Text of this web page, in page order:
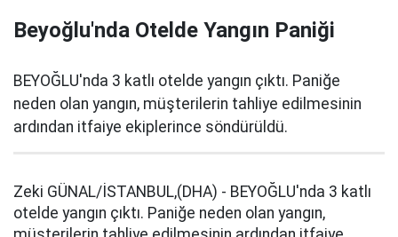
Beyoğlu'nda Otelde Yangın Paniği
BEYOĞLU'nda 3 katlı otelde yangın çıktı. Paniğe
neden olan yangın, müşterilerin tahliye edilmesinin
ardından itfaiye ekiplerince söndürüldü.
Zeki GÜNAL/İSTANBUL,(DHA) - BEYOĞLU'nda 3 katlı
otelde yangın çıktı. Paniğe neden olan yangın,